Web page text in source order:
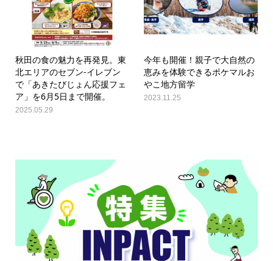
秋田の食の魅力を再発見。東
北エリアのセブン-イレブン
で「あきたびじょん応援フェ
ア」を6月5日まで開催。
2025.05.29
今年も開催！親子で大自然の
恵みを体験できるポケマルお
やこ地方留学
2023.11.25